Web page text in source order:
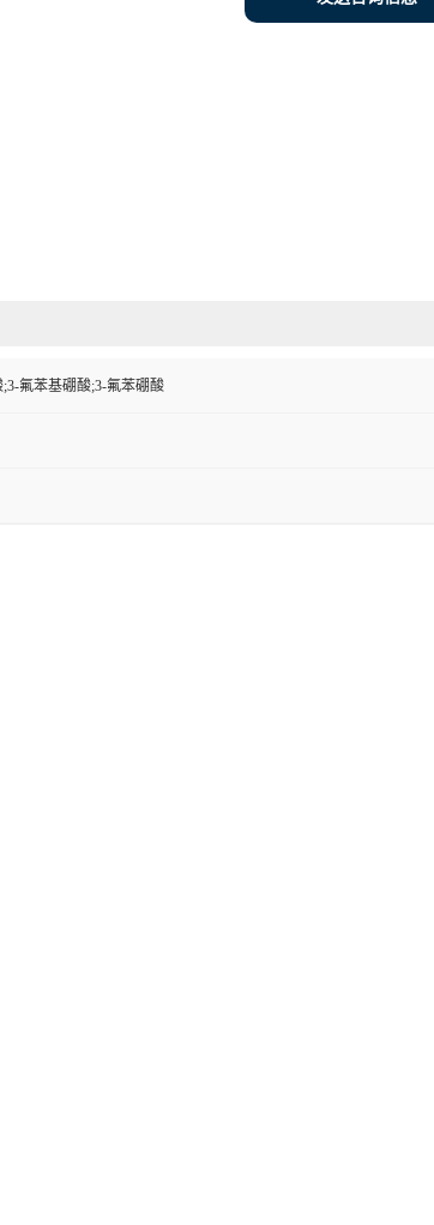
氟苯基硼酸;3-氟苯硼酸